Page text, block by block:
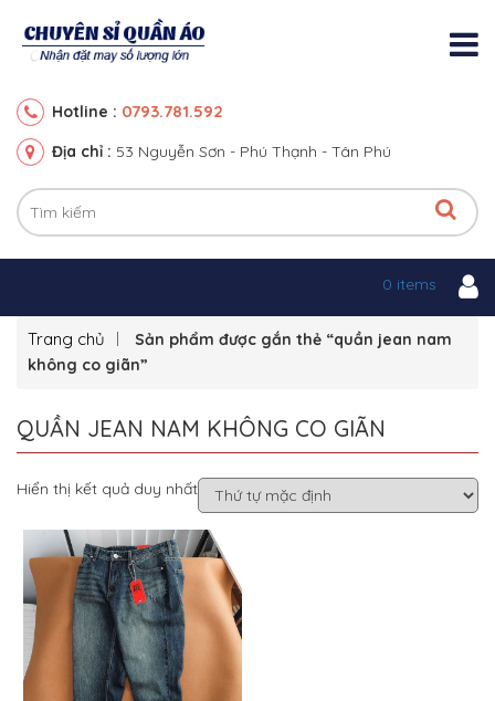
Hotline : 0793.781.592
Địa chỉ : 53 Nguyễn Sơn - Phú Thạnh - Tân Phú
0 items
Trang chủ
Sản phẩm được gắn thẻ “quần jean nam
không co giãn”
QUẦN JEAN NAM KHÔNG CO GIÃN
Hiển thị kết quả duy nhất
Sale